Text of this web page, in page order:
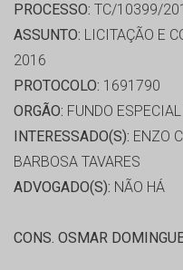
PROCESSO: TC/10399/
ASSUNTO: LICITAÇÃO E
2016
PROTOCOLO: 1691790
ORGÃO: FUNDO
INTERESSADO(S): ENZO
BARBOSA TAVARES
ADVOGADO(S): NÃO HÁ
CONS. OSMAR